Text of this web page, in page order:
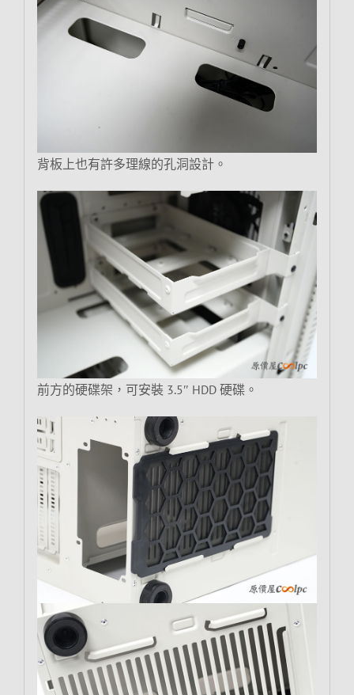
背板上也有許多理線的孔洞設計。
前方的硬碟架，可安裝 3.5″ HDD 硬碟。